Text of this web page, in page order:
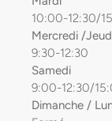
10:00-12:30/
Mercredi /
9:30-12:30
Samedi
9:00-12:30/
Dimanche /